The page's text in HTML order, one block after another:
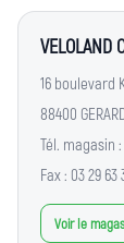
VELOLAND
16 boulevard
88400
Tél. magasin :
Fax : 03 29 63
Voir le